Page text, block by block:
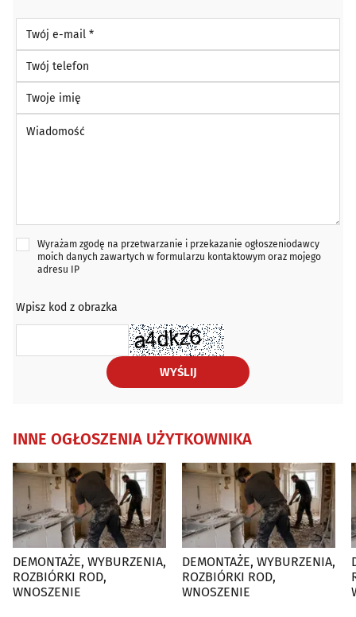
Wyrażam zgodę na przetwarzanie i przekazanie ogłoszeniodawcy
moich danych zawartych w formularzu kontaktowym oraz mojego
adresu IP
Wpisz kod z obrazka
WYŚLIJ
INNE OGŁOSZENIA UŻYTKOWNIKA
DEMONTAŻE, WYBURZENIA,
ROZBIÓRKI ROD,
WNOSZENIE
DEMONTAŻE, WYBURZENIA,
ROZBIÓRKI ROD,
WNOSZENIE